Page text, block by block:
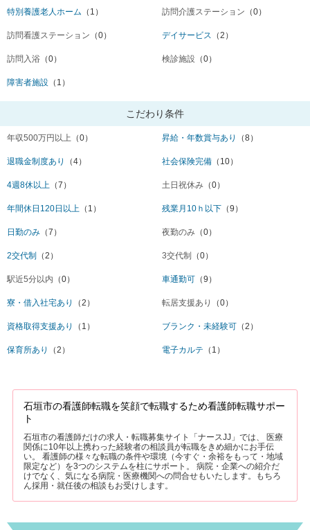
特別養護老人ホーム （1） 訪問介護ステーション （0）
訪問看護ステーション （0） デイサービス （2）
訪問入浴 （0） 検診施設 （0）
障害者施設 （1）
こだわり条件
年収500万円以上 （0） 昇給・年数賞与あり （8）
退職金制度あり （4） 社会保険完備 （10）
4週8休以上 （7） 土日祝休み （0）
年間休日120日以上 （1） 残業月10ｈ以下 （9）
日勤のみ （7） 夜勤のみ （0）
2交代制 （2） 3交代制 （0）
駅近5分以内 （0） 車通勤可 （9）
寮・借入社宅あり （2） 転居支援あり （0）
資格取得支援あり （1） ブランク・未経験可 （2）
保育所あり （2） 電子カルテ （1）
石垣市の看護師転職を笑顔で転職するため看護師転職サポー
ト
石垣市の看護師だけの求人・転職募集サイト「ナースJJ」では、 医療
関係に10年以上携わった経験者の相談員が転職をきめ細かにお手伝
い。 看護師の様々な転職の条件や環境（今すぐ・余裕をもって・地域
限定など）を3つのシステムを柱にサポート。 病院・企業への紹介だ
けでなく、気になる病院・医療機関への問合せもいたします。もちろ
ん採用・就任後の相談もお受けします。